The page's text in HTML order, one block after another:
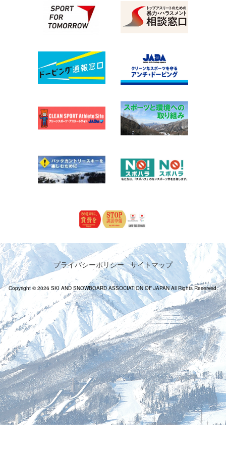
プライバシーポリシー サイトマップ
Copyright © 2026 SKI AND SNOWBOARD ASSOCIATION OF JAPAN All Rights Reserved.